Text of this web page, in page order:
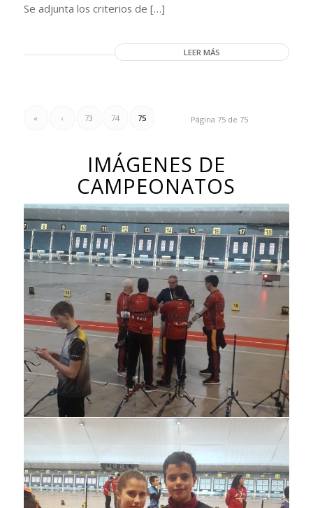
Se adjunta los criterios de […]
LEER MÁS
Página 75 de 75
« ‹ 73 74 75
IMÁGENES DE
CAMPEONATOS